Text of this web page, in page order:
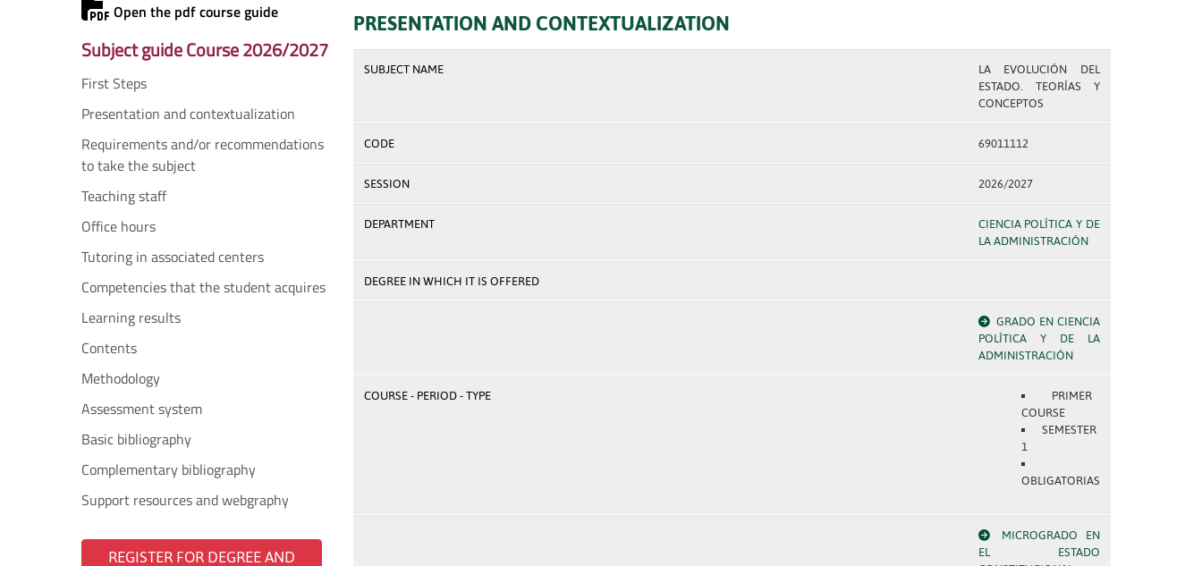
Open the pdf course guide
Subject guide Course 2026/2027
First Steps
Presentation and contextualization
Requirements and/or recommendations
to take the subject
Teaching staff
Office hours
Tutoring in associated centers
Competencies that the student acquires
Learning results
Contents
Methodology
Assessment system
Basic bibliography
Complementary bibliography
Support resources and webgraphy
REGISTER FOR DEGREE AND
PRESENTATION AND CONTEXTUALIZATION
SUBJECT NAME
LA EVOLUCIÓN DEL
ESTADO. TEORÍAS Y
CONCEPTOS
CODE 69011112
SESSION 2026/2027
DEPARTMENT
CIENCIA POLÍTICA Y DE
LA ADMINISTRACIÓN
DEGREE IN WHICH IT IS OFFERED
GRADO EN CIENCIA
POLÍTICA Y DE LA
ADMINISTRACIÓN
COURSE - PERIOD - TYPE
PRIMER
COURSE
SEMESTER
1
OBLIGATORIAS
MICROGRADO EN
EL ESTADO